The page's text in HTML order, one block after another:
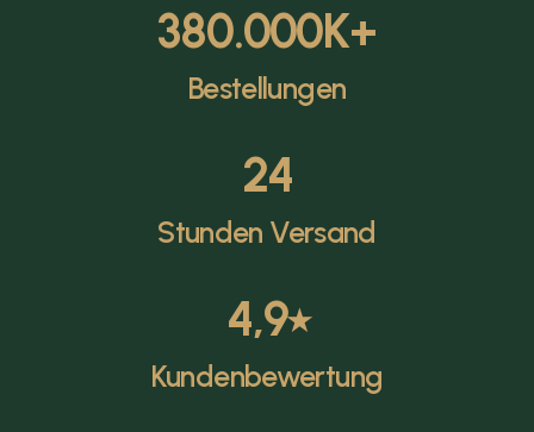
380.000K+
Bestellungen
24
Stunden Versand
4,9⭑
Kundenbewertung